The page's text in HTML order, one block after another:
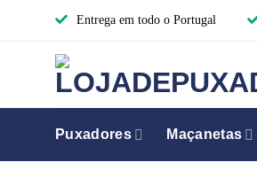
Entrega em todo o Portugal
Puxadores Maçanetas